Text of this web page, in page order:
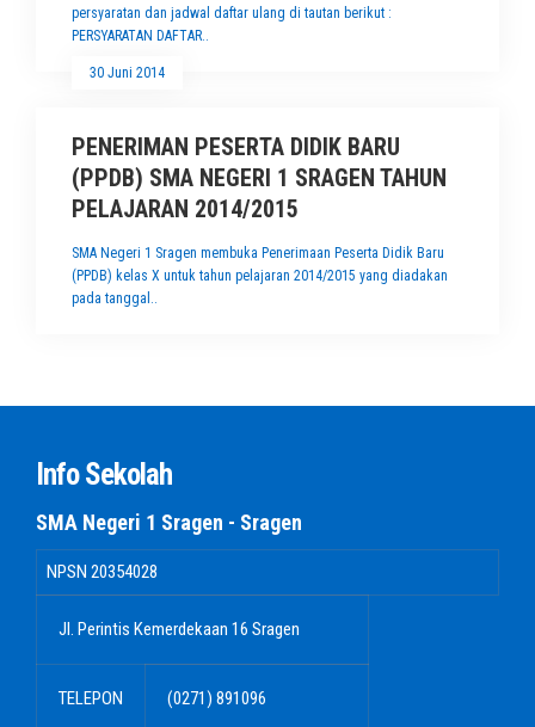
persyaratan dan jadwal daftar ulang di tautan berikut :
PERSYARATAN DAFTAR..
30 Juni 2014
PENERIMAN PESERTA DIDIK BARU
(PPDB) SMA NEGERI 1 SRAGEN TAHUN
PELAJARAN 2014/2015
SMA Negeri 1 Sragen membuka Penerimaan Peserta Didik Baru
(PPDB) kelas X untuk tahun pelajaran 2014/2015 yang diadakan
pada tanggal..
Info Sekolah
SMA Negeri 1 Sragen - Sragen
NPSN 20354028
Jl. Perintis Kemerdekaan 16 Sragen
TELEPON (0271) 891096